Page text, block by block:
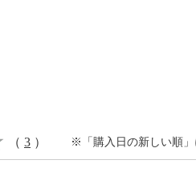
素不使用、紫
素不使用
（ 3 ） ※「購入日の新しい順